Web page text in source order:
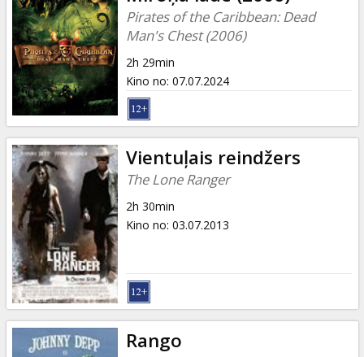
Pirates of the Caribbean: Dead
Man's Chest (2006)
2h 29min
Kino no: 07.07.2024
Vientuļais reindžers
The Lone Ranger
2h 30min
Kino no: 03.07.2013
Rango